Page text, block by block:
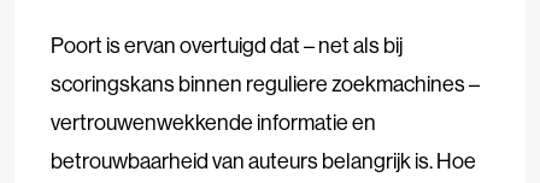
Poort is ervan overtuigd dat – net als bij
scoringskans binnen reguliere zoekmachines –
vertrouwenwekkende informatie en
betrouwbaarheid van auteurs belangrijk is. Hoe